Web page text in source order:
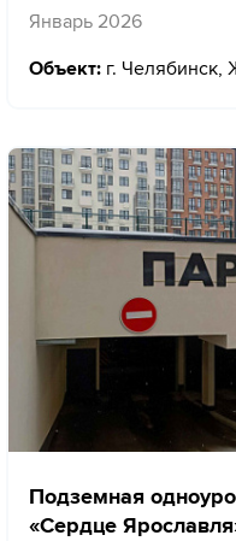
Январь 2026
Объект: г. Челябинск,
Подземная
«Сердце